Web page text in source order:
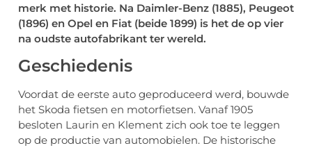
merk met historie. Na Daimler-Benz (1885), Peugeot
(1896) en Opel en Fiat (beide 1899) is het de op vier
na oudste autofabrikant ter wereld.
Geschiedenis
Voordat de eerste auto geproduceerd werd, bouwde
het Skoda fietsen en motorfietsen. Vanaf 1905
besloten Laurin en Klement zich ook toe te leggen
op de productie van automobielen. De historische